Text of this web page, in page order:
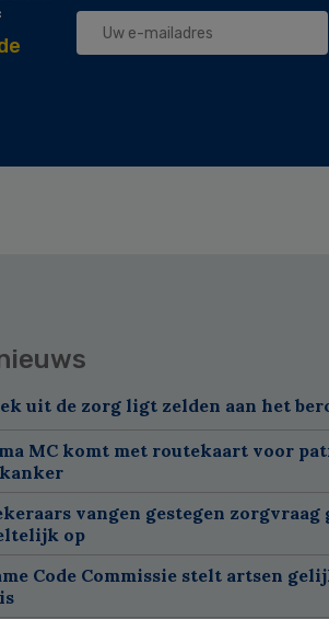
uit de zorg ligt zelden aan het
MC komt met routekaart voor
vangen gestegen zorgvraag
op
Code Commissie stelt artsen